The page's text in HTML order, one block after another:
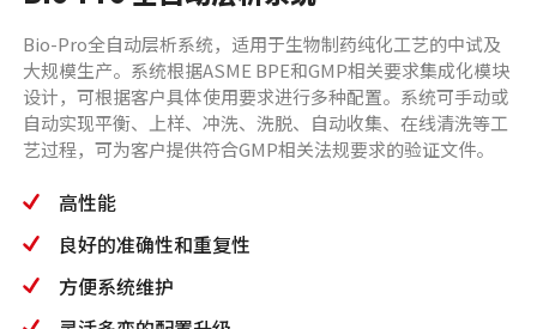
Bio-Pro全自动层析系统，适用于生物制药纯化工艺的中试及
大规模生产。系统根据ASME BPE和GMP相关要求集成化模块
设计，可根据客户具体使用要求进行多种配置。系统可手动或
自动实现平衡、上样、冲洗、洗脱、自动收集、在线清洗等工
艺过程，可为客户提供符合GMP相关法规要求的验证文件。
高性能
良好的准确性和重复性
方便系统维护